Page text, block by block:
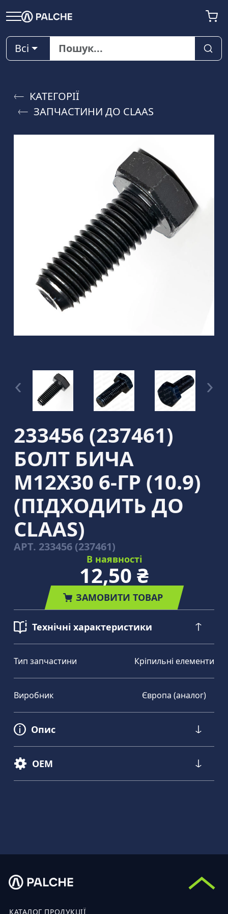
Всі
КАТЕГОРІЇ
ЗАПЧАСТИНИ ДО CLAAS
233456 (237461)
БОЛТ БИЧА
M12Х30 6-ГР (10.9)
(ПІДХОДИТЬ ДО
CLAAS)
АРТ. 233456 (237461)
В наявності
12,50 ₴
ЗАМОВИТИ ТОВАР
Технічні характеристики
Тип запчастини Кріпильні елементи
Виробник Європа (аналог)
Опис
OEM
КАТАЛОГ ПРОДУКЦІЇ